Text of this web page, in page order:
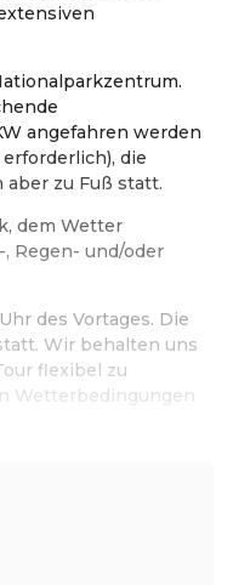
angefahren werden
die
zu Fuß statt.
dem Wetter
Regen- und/oder
des Vortages. Die
Wir behalten uns
flexibel zu
Wetterbedingungen